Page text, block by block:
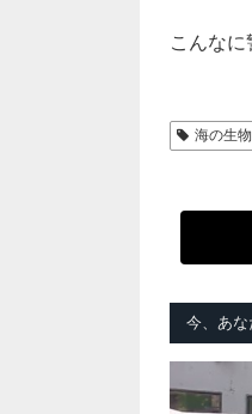
こんな
海の生物
今、あ